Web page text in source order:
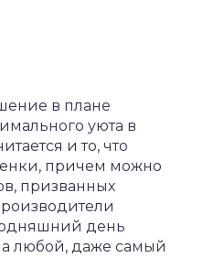
в плане
уюта в
и то, что
причем можно
призванных
день
любой, даже самый